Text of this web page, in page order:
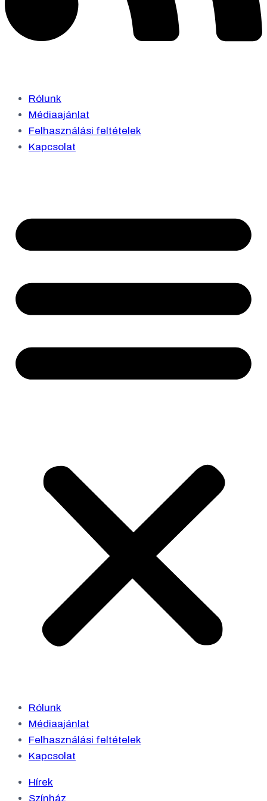
Rólunk
Médiaajánlat
Felhasználási feltételek
Kapcsolat
Rólunk
Médiaajánlat
Felhasználási feltételek
Kapcsolat
Hírek
Színház